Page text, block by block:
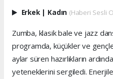
Erkek | Kadın (Haberi Sesli
Zumba, klasik bale ve jazz
programda, küçükler ve
aylar süren hazırlıkların
yeteneklerini sergiledi.